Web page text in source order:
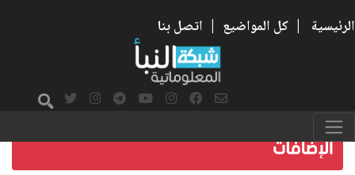
الرئيسية | كل المواضيع | اتصل بنا